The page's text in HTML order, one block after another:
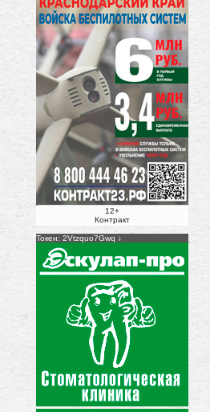
12+
Контракт
Токен: 2Vtzquo7Gwq